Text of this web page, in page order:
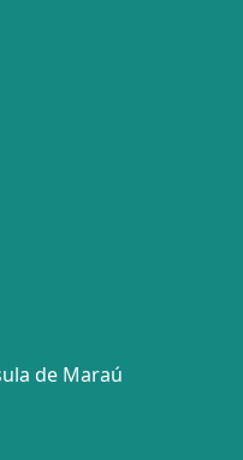
de Maraú